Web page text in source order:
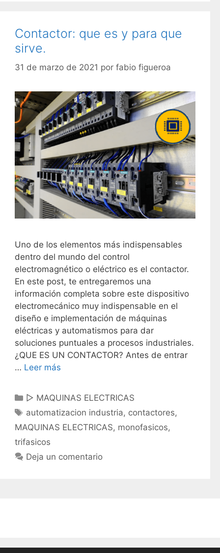
a
s
a
s
Contactor: que es y para que
sirve.
31 de marzo de 2021 por fabio figueroa
Uno de los elementos más indispensables
dentro del mundo del control
electromagnético o eléctrico es el contactor.
En este post, te entregaremos una
información completa sobre este dispositivo
electromecánico muy indispensable en el
diseño e implementación de máquinas
eléctricas y automatismos para dar
soluciones puntuales a procesos industriales.
¿QUE ES UN CONTACTOR? Antes de entrar
… Leer más
C
a
e
g
o
▷ MAQUINAS ELECTRICAS
E
t
q
u
automatizacion industria, contactores,
MAQUINAS ELECTRICAS, monofasicos,
trifasicos
Deja un comentario